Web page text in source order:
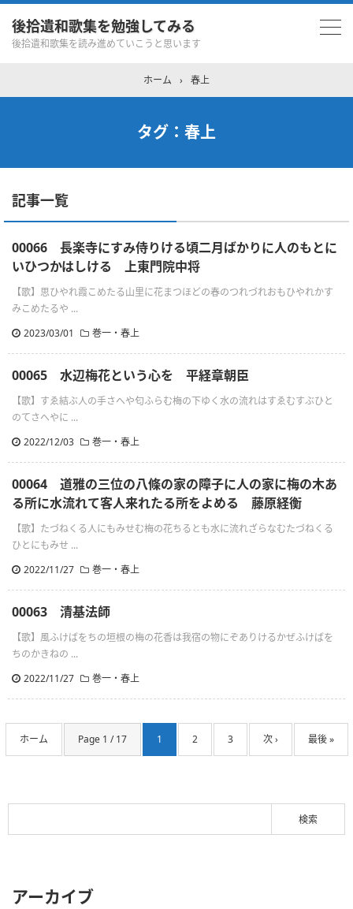
後拾遺和歌集を勉強してみる
後拾遺和歌集を読み進めていこうと思います
ホーム › 春上
タグ：春上
記事一覧
00066 長楽寺にすみ侍りける頃二月ばかりに人のもとに
いひつかはしける 上東門院中将
【歌】思ひやれ霞こめたる山里に花まつほどの春のつれづれおもひやれかす
みこめたるや ...
2023/03/01
巻一・春上
00065 水辺梅花という心を 平経章朝臣
【歌】すゑ結ぶ人の手さへや匂ふらむ梅の下ゆく水の流れはすゑむすぶひと
のてさへやに ...
2022/12/03
巻一・春上
00064 道雅の三位の八條の家の障子に人の家に梅の木あ
る所に水流れて客人来れたる所をよめる 藤原経衡
【歌】たづねくる人にもみせむ梅の花ちるとも水に流れざらなむたづねくる
ひとにもみせ ...
2022/11/27
巻一・春上
00063 清基法師
【歌】風ふけばをちの垣根の梅の花香は我宿の物にぞありけるかぜふけばを
ちのかきねの ...
2022/11/27
巻一・春上
ホーム Page 1 / 17 1 2 3 次 › 最後 »
アーカイブ